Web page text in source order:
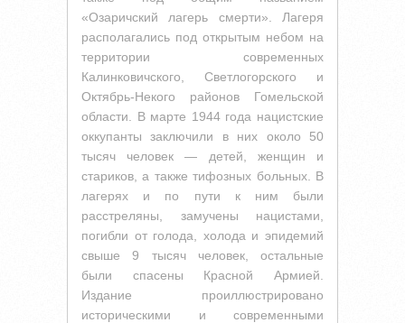
«Озаричский лагерь смерти». Лагеря
располагались под открытым небом на
территории современных
Калинковичского, Светлогорского и
Октябрь-Некого районов Гомельской
области. В марте 1944 года нацистские
оккупанты заключили в них около 50
тысяч человек — детей, женщин и
стариков, а также тифозных больных. В
лагерях и по пути к ним были
расстреляны, замучены нацистами,
погибли от голода, холода и эпидемий
свыше 9 тысяч человек, остальные
были спасены Красной Армией.
Издание проиллюстрировано
историческими и современными